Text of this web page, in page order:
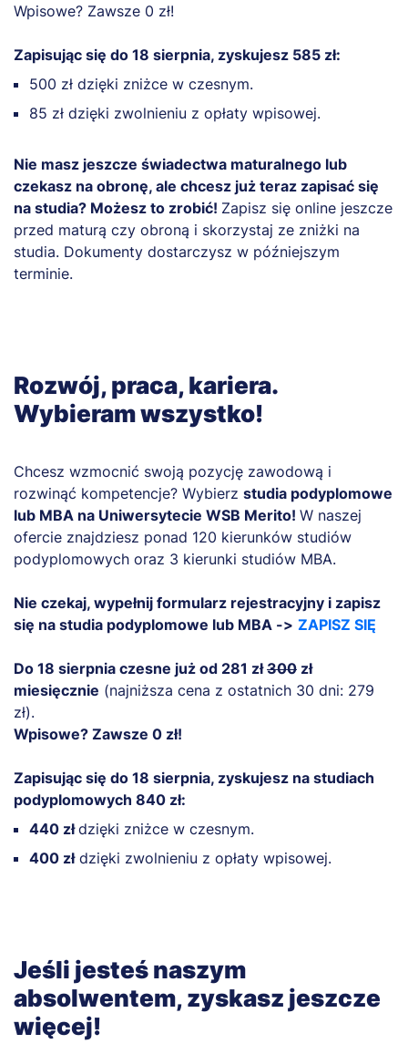
Wpisowe? Zawsze 0 zł!
Zapisując się do 18 sierpnia, zyskujesz 585 zł:
500 zł dzięki zniżce w czesnym.
85 zł dzięki zwolnieniu z opłaty wpisowej.
Nie masz jeszcze świadectwa maturalnego lub
czekasz na obronę, ale chcesz już teraz zapisać się
na studia? Możesz to zrobić! Zapisz się online jeszcze
przed maturą czy obroną i skorzystaj ze zniżki na
studia. Dokumenty dostarczysz w późniejszym
terminie.
Rozwój, praca, kariera.
Wybieram wszystko!
Chcesz wzmocnić swoją pozycję zawodową i
rozwinąć kompetencje? Wybierz studia podyplomowe
lub MBA na Uniwersytecie WSB Merito! W naszej
ofercie znajdziesz ponad 120 kierunków studiów
podyplomowych oraz 3 kierunki studiów MBA.
Nie czekaj, wypełnij formularz rejestracyjny i zapisz
się na studia podyplomowe lub MBA -> ZAPISZ SIĘ
Do 18 sierpnia czesne już od 281 zł300 zł
miesięcznie (najniższa cena z ostatnich 30 dni: 279
zł).
Wpisowe? Zawsze 0 zł!
Zapisując się do 18 sierpnia, zyskujesz na studiach
podyplomowych 840 zł:
440 złdzięki zniżce w czesnym.
400 złdzięki zwolnieniu z opłaty wpisowej.
Jeśli jesteś naszym
absolwentem, zyskasz jeszcze
więcej!